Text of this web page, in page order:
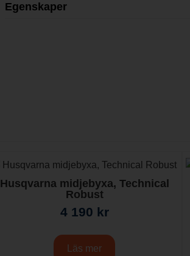
Egenskaper
Husqvarna midjebyxa, Technical
Robust
4 190 kr
Läs mer